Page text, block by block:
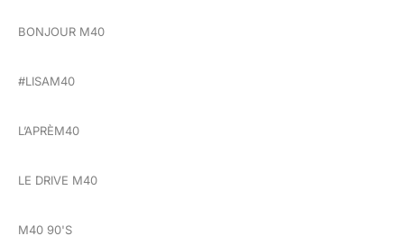
BONJOUR M40
#LISAM40
L’APRÈM40
LE DRIVE M40
M40 90'S